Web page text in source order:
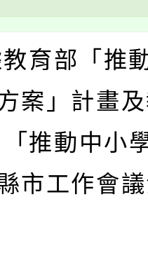
育部「推
案」計畫
推動中小
市工作會